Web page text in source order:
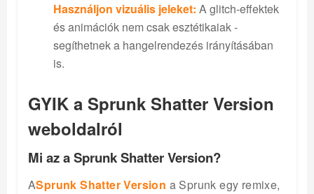
Használjon vizuális jeleket: A glitch-effektek
és animációk nem csak esztétikaiak -
segíthetnek a hangelrendezés irányításában
is.
GYIK a Sprunk Shatter Version
weboldalról
Mi az a Sprunk Shatter Version?
ASprunk Shatter Version a Sprunk egy remixe,